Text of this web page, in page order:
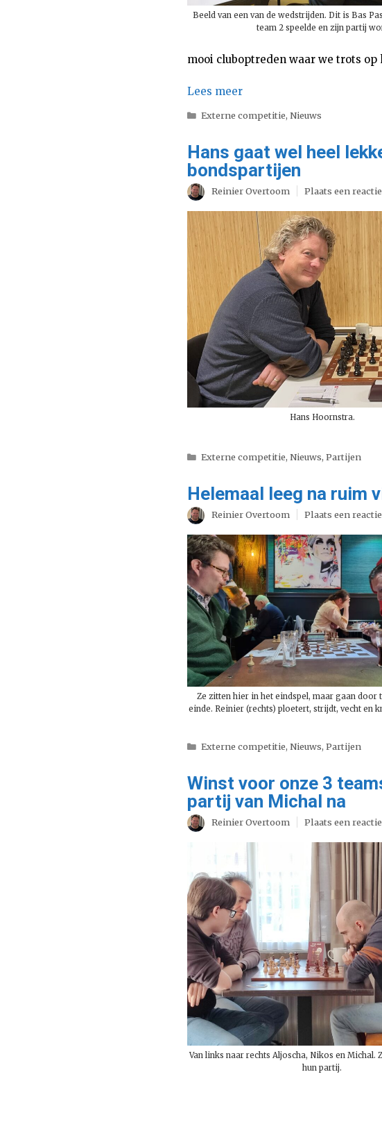
Beeld van een van de wedstrijden. Dit is Bas
team 2 speelde en zijn partij
mooi cluboptreden waar we trots op
Lees meer
Categorieën
Externe competitie,Nieuws
Hans gaat wel heel
bondspartijen
Reinier Overtoom Plaats een reactie
Hans Hoornstra.
Categorieën
Externe competitie,Nieuws,Partijen
Helemaal leeg na ruim
Reinier Overtoom Plaats een reactie
Ze zitten hier in het eindspel, maar gaan door
einde. Reinier (rechts) ploetert, strijdt, vecht en
Categorieën
Externe competitie,Nieuws,Partijen
Winst voor onze 3
partij van Michal na
Reinier Overtoom Plaats een reactie
Van links naar rechts Aljoscha, Nikos en Michal.
hun partij.